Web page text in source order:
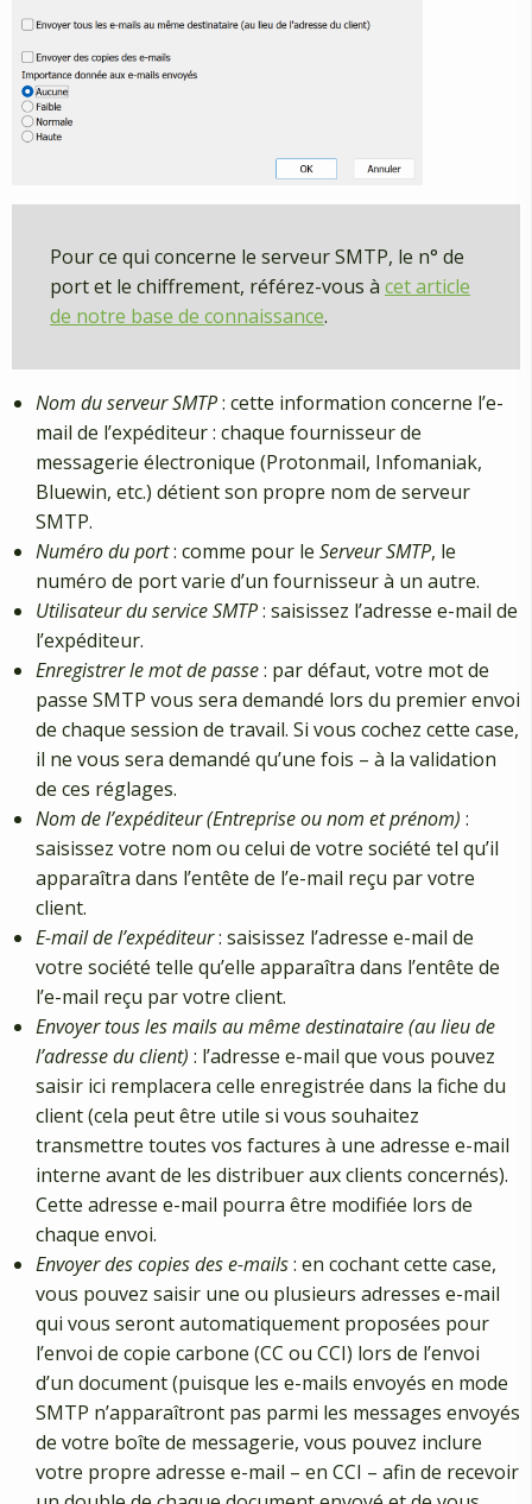
Pour ce qui concerne le serveur SMTP, le n° de
port et le chiffrement, référez-vous à cet article
de notre base de connaissance.
Nom du serveur SMTP: cette information concerne l’e-
mail de l’expéditeur : chaque fournisseur de
messagerie électronique (Protonmail, Infomaniak,
Bluewin, etc.) détient son propre nom de serveur
SMTP.
Numéro du port: comme pour le Serveur SMTP, le
numéro de port varie d’un fournisseur à un autre.
Utilisateur du service SMTP: saisissez l’adresse e-mail de
l’expéditeur.
Enregistrer le mot de passe: par défaut, votre mot de
passe SMTP vous sera demandé lors du premier envoi
de chaque session de travail. Si vous cochez cette case,
il ne vous sera demandé qu’une fois – à la validation
de ces réglages.
Nom de l’expéditeur (Entreprise ou nom et prénom) :
saisissez votre nom ou celui de votre société tel qu’il
apparaîtra dans l’entête de l’e-mail reçu par votre
client.
E-mail de l’expéditeur: saisissez l’adresse e-mail de
votre société telle qu’elle apparaîtra dans l’entête de
l’e-mail reçu par votre client.
Envoyer tous les mails au même destinataire (au lieu de
l’adresse du client) : l’adresse e-mail que vous pouvez
saisir ici remplacera celle enregistrée dans la fiche du
client (cela peut être utile si vous souhaitez
transmettre toutes vos factures à une adresse e-mail
interne avant de les distribuer aux clients concernés).
Cette adresse e-mail pourra être modifiée lors de
chaque envoi.
Envoyer des copies des e-mails: en cochant cette case,
vous pouvez saisir une ou plusieurs adresses e-mail
qui vous seront automatiquement proposées pour
l’envoi de copie carbone (CC ou CCI) lors de l’envoi
d’un document (puisque les e-mails envoyés en mode
SMTP n’apparaîtront pas parmi les messages envoyés
de votre boîte de messagerie, vous pouvez inclure
votre propre adresse e-mail – en CCI – afin de recevoir